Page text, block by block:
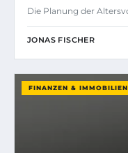
Die Planung der
JONAS FISCHER
FINANZEN & IMMOBILIEN